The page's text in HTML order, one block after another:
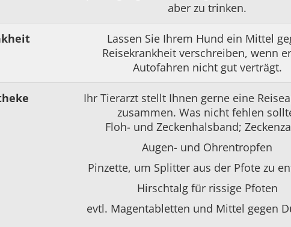
aber zu trinken.
Lassen Sie Ihrem Hund ein Mittel
Reisekrankheit verschreiben, wenn
Autofahren nicht gut verträgt.
Ihr Tierarzt stellt Ihnen gerne eine
zusammen. Was nicht fehlen
Floh- und Zeckenhalsband;
Augen- und Ohrentropfen
Pinzette, um Splitter aus der Pfote zu
Hirschtalg für rissige Pfoten
evtl. Magentabletten und Mittel gegen